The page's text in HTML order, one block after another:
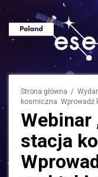
Strona główna /
kosmiczna. Wprowadź
Webinar
stacja